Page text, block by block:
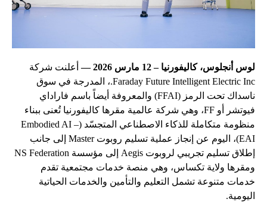
لوس أنجلوس، كاليفورنيا – 12 مارس 2026 —
أعلنت شركة
Faraday Future Intelligent Electric Inc.، المدرجة في سوق
ناسداك تحت الرمز (FFAI) والمعروفة أيضاً باسم فاراداي
فيوتشر أو FF، وهي شركة عالمية مقرها كاليفورنيا تُعنى ببناء
منظومة متكاملة للذكاء الاصطناعي المتجسّد (Embodied AI –
EAI)، اليوم عن إنجاز عملية تسليم روبوت Master إلى جانب
إطلاق تسليم تجريبي لروبوت Aegis إلى مؤسسة NS Federation
ومقرها ولاية تكساس، وهي منصة خدمات مجتمعية تقدم
خدمات متنوعة تشمل التعليم والتأمين والخدمات الحياتية
اليومية.